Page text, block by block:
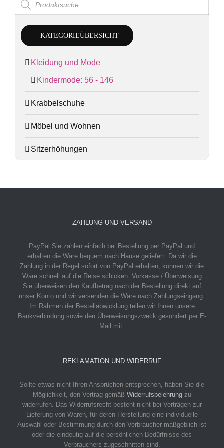
search
KATEGORIEÜBERSICHT
Kleidung und Mode
Kindermode: 56 - 146
Krabbelschuhe
Möbel und Wohnen
Sitzerhöhungen
ZAHLUNG UND VERSAND
PayPal Sie zahlen einfach bei Bestellung per PayPal und
erhalten die Ware bequem nach Hause geliefert. Da wir die
Zahlung in der Regel sofort von PayPal erhalten, können wir die
Ware schnell auf die Reise schicken. Vorkasse / Überweisung
Sie überweisen den Kaufbetrag nach der Bestellung direkt auf
unser Konto und wir versenden die Ware nach Zahlungseingang.
Im Rahmen der Bestellabwicklung teilen wir Ihnen unsere
Bankverbindung sowie den Überweisungszweck gesondert per E-
Mail mit.
REKLAMATION UND WIDERRUF
Sollte etwas nicht Ihren Ansprüchen entsprechen, haben Sie die
Möglichkeit, den Vertrag gemäß Widerrufsbelehrungzu
widerrufen. Das Widerrufsrecht besteht nicht bei Verträgen zur
Lieferung von Waren, für deren Herstellung eine individuelle
Auswahl oder Bestimmung durch den Verbraucher maßgeblich ist
oder die eindeutig auf die persönlichen Bedürfnisse des
Verbrauchers zugeschnitten sind.